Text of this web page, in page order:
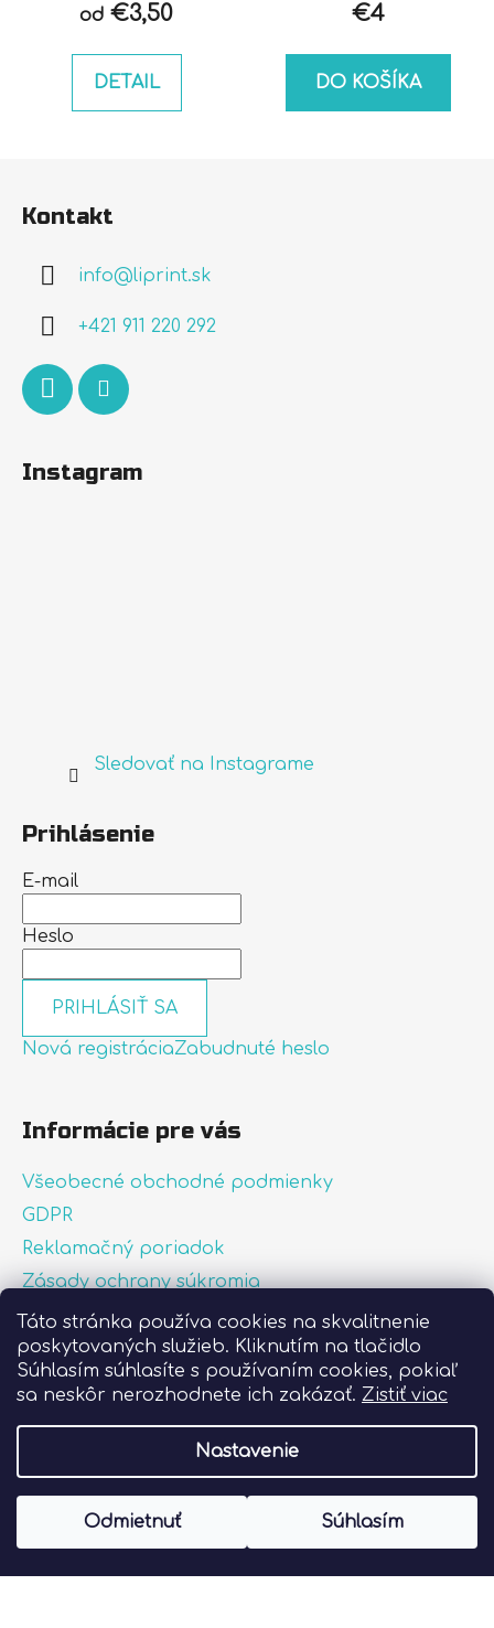
Táto stránka používa cookies na skvalitnenie
poskytovaných služieb. Kliknutím na tlačidlo
Súhlasím súhlasíte s používaním cookies, pokiaľ
sa neskôr nerozhodnete ich zakázať. Zistiť viac
Nastavenie
Odmietnuť Súhlasím
od €3,50
DETAIL
€4
DO KOŠÍKA
Kontakt
info@liprint.sk
+421 911 220 292
Instagram
Sledovať na Instagrame
Prihlásenie
E-mail
Heslo
PRIHLÁSIŤ SA
Nová registráciaZabudnuté heslo
Informácie pre vás
Všeobecné obchodné podmienky
GDPR
Reklamačný poriadok
Zásady ochrany súkromia
Zásady používania súborov cookies
O nás
FAQ
Vytvoril Shoptet
Copyright 2026
. Všetky práva
vyhradené.Upraviť nastavenie cookies